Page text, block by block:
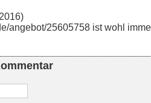
angebot/25605758 ist wohl